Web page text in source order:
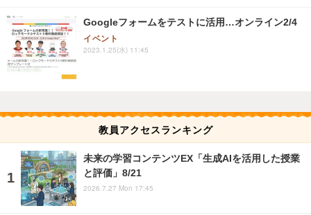
Googleフォームをテストに活用…オンライン2/4
イベント
2023.1.25(水) 11:45
教員アクセスランキング
未来の学習コンテンツEX「生成AIを活用した授業
と評価」8/21
2026.7.27 Mon 17:45